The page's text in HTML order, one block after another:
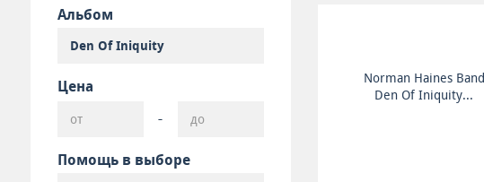
Альбом
Цена
-
Помощь в выборе
Norman Haines Band
Den Of Iniquity...